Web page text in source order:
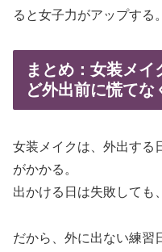
ると女子力がアップする。
まとめ：女装メ
ど外出前に慌てな
女装メイクは、外出する
がかかる。
出かける日は失敗しても
だから、外に出ない練習